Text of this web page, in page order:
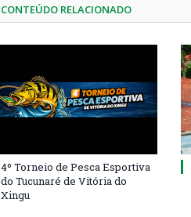
CONTEÚDO RELACIONADO
4º Torneio de Pesca Esportiva
do Tucunaré de Vitória do
Xingu